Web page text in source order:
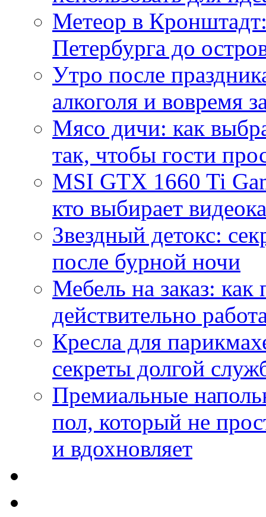
Метеор в
Петербурга до
Утро после
алкоголя и вовремя
Мясо дичи: как
так, чтобы гости
MSI GTX 1660 Ti
кто выбирает
Звездный детокс:
после бурной ночи
Мебель на заказ:
действительно
Кресла для
секреты долгой
Премиальные
пол, который не
и вдохновляет